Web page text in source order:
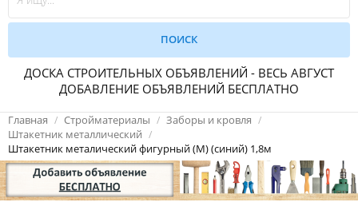
ДОСКА СТРОИТЕЛЬНЫХ ОБЪЯВЛЕНИЙ - ВЕСЬ АВГУСТ
ДОБАВЛЕНИЕ ОБЪЯВЛЕНИЙ БЕСПЛАТНО
Главная Стройматериалы
Заборы и кровля
Штакетник металлический
Штакетник металический фигурный (М) (синий) 1,8м